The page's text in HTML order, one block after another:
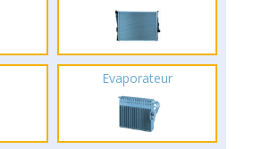
Evaporateur